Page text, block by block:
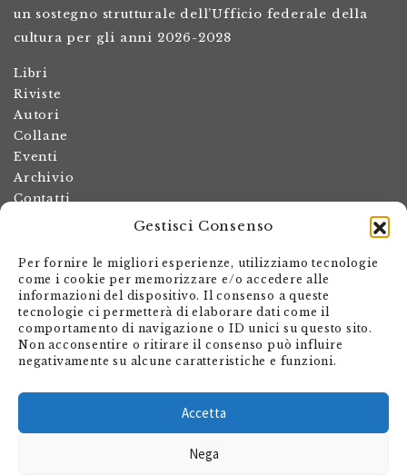
Gestisci Consenso
Per fornire le migliori esperienze, utilizziamo tecnologie
come i cookie per memorizzare e/o accedere alle
informazioni del dispositivo. Il consenso a queste
tecnologie ci permetterà di elaborare dati come il
comportamento di navigazione o ID unici su questo sito.
Non acconsentire o ritirare il consenso può influire
negativamente su alcune caratteristiche e funzioni.
Accetta
Nega
un sostegno strutturale dell’Ufficio federale della
cultura per gli anni 2026-2028
Libri
Riviste
Autori
Collane
Eventi
Archivio
Contatti
Termini e condizioni
Spese di spedizione
Politica dei resi
Informativa sulla privacy
Il mio account
Carrello
Via Giovanni Antonio Orelli 29
Casella postale 563